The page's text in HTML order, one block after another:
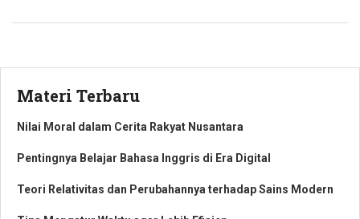
Materi Terbaru
Nilai Moral dalam Cerita Rakyat Nusantara
Pentingnya Belajar Bahasa Inggris di Era Digital
Teori Relativitas dan Perubahannya terhadap Sains Modern